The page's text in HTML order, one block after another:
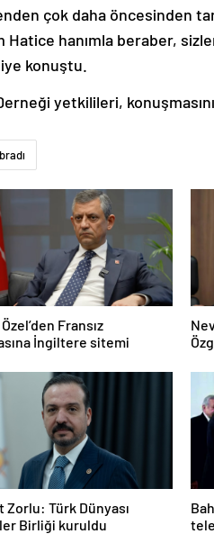
çok daha öncesinden
Hatice hanımla beraber,
konuştu.
yetkilileri,
Fransız
İngiltere sitemi
Zorlu: Türk Dünyası
Birliği kuruldu